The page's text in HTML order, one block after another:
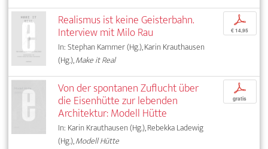
Realismus ist keine Geisterbahn.
Interview mit Milo Rau
In: Stephan Kammer (Hg.), Karin Krauthausen
(Hg.),Make it Real
p
€ 14,95
Von der spontanen Zuflucht über
die Eisenhütte zur lebenden
Architektur: Modell Hütte
In: Karin Krauthausen (Hg.), Rebekka Ladewig
(Hg.),Modell Hütte
p
gratis